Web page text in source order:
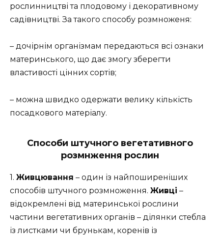
рослинництві та плодовому і декоративному
садівництві. За такого способу розмноженя:
– дочірнім організмам передаються всі ознаки
материнського, що дає змогу зберегти
властивості цінних сортів;
– можна швидко одержати велику кількість
посадкового матеріалу.
Способи штучного вегетативного
розмнження рослин
1. Живцювання – один із найпоширеніших
способів штучного розмноження. Живці –
відокремлені від материнської рослини
частини вегетативних органів – ділянки стебла
із листками чи брунькам, коренів із